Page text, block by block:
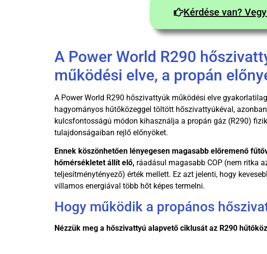
Kérdése van?
A Power World R290
működési elve, a propán
A Power World R290 hőszivattyúk működési elve
hagyományos hűtőközeggel töltött hőszivattyúkéval, azonban
kulcsfontosságú módon kihasználja a propán gáz (R290)
tulajdonságaiban rejlő előnyöket.
Ennek köszönhetően lényegesen magasabb előremenő
hőmérsékletet állít elő, ráadásul magasabb COP (nem ritka
teljesítménytényező) érték mellett. Ez azt jelenti, hogy
villamos energiával több hőt képes termelni.
Hogy működik a propános
Nézzük meg a hőszivattyú alapvető ciklusát az R290